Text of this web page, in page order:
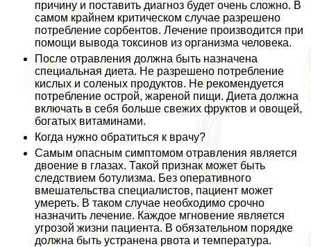
причину и поставить диагноз будет очень сложно. В
самом крайнем критическом случае разрешено
потрeбление сорбентов. Лечение производится при
помощи вывода токсинов из организма человека.
После отравления должна быть назначена
специальная диета. Не разрешено потрeбление
кислых и соленых продуктов. Не рекомендуется
потрeбление острой, жареной пищи. Диета должна
включать в себя больше свежих фруктов и овощей,
богатых витаминами.
Когда нужно обратиться к врачу?
Самым опасным симптомом отравления является
двоение в глазах. Такой признак может быть
следствием ботулизма. Без оперативного
вмешательства специалистов, пациент может
умереть. В таком случае необходимо срочно
назначить лечение. Каждое мгновение является
угрозой жизни пациента. В обязательном порядке
должна быть устранена рвота и температура.